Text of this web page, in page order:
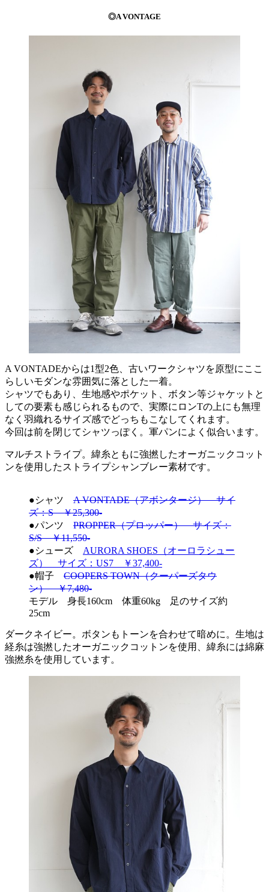
◎A VONTAGE
A VONTADEからは1型2色、古いワークシャツを原型にここ
らしいモダンな雰囲気に落とした一着。
シャツでもあり、生地感やポケット、ボタン等ジャケットと
しての要素も感じられるもので、実際にロンTの上にも無理
なく羽織れるサイズ感でどっちもこなしてくれます。
今回は前を閉じてシャツっぽく。軍パンによく似合います。
マルチストライプ。緯糸ともに強撚したオーガニックコット
ンを使用したストライプシャンブレー素材です。
●シャツ A VONTADE（アボンタージ） サイ
ズ：S ￥25,300-
●パンツ PROPPER（プロッパー） サイズ：
S/S ￥11,550-
●シューズ AURORA SHOES（オーロラシュー
ズ） サイズ：US7 ￥37,400-
●帽子 COOPERS TOWN（クーパーズタウ
ン） ￥7,480-
モデル 身長160cm 体重60kg 足のサイズ約
25cm
ダークネイビー。ボタンもトーンを合わせて暗めに。生地は
経糸は強撚したオーガニックコットンを使用、緯糸には綿麻
強撚糸を使用しています。